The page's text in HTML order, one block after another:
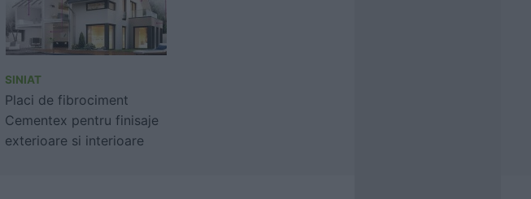
SINIAT
Placi de fibrociment
Cementex pentru finisaje
exterioare si interioare